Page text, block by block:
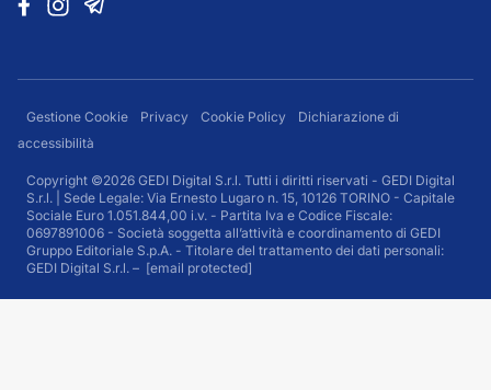
Gestione Cookie Privacy Cookie Policy
Dichiarazione di
accessibilità
Copyright ©2026 GEDI Digital S.r.l. Tutti i diritti riservati - GEDI Digital
S.r.l. | Sede Legale: Via Ernesto Lugaro n. 15, 10126 TORINO - Capitale
Sociale Euro 1.051.844,00 i.v. - Partita Iva e Codice Fiscale:
0697891006 - Società soggetta all’attività e coordinamento di GEDI
Gruppo Editoriale S.p.A. - Titolare del trattamento dei dati personali:
GEDI Digital S.r.l. – [email protected]